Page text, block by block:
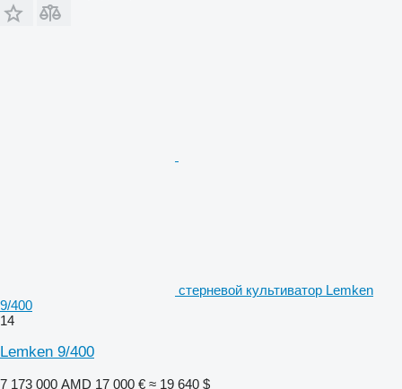
стерневой культиватор Lemken
9/400
14
Lemken 9/400
7 173 000 AMD 17 000 € ≈ 19 640 $